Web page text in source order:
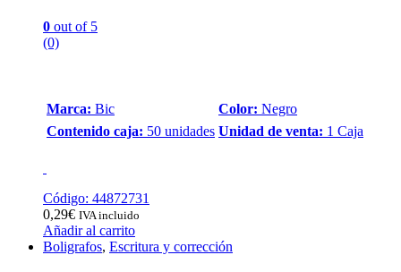
0 out of 5
(0)
Marca: Bic Color: Negro
Contenido caja: 50 unidades Unidad de venta: 1 Caja
Código: 44872731
0,29€ IVA incluido
Añadir al carrito
Boligrafos, Escritura y corrección